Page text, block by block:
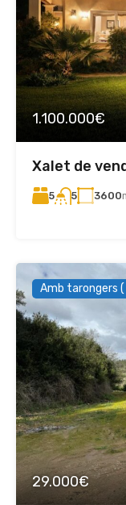
1.100.000€
Xalet de
5 5 3600
Amb tarongers (
29.000€